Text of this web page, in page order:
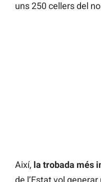
uns 250 cellers del
Així, la trobada més
de l’Estat vol